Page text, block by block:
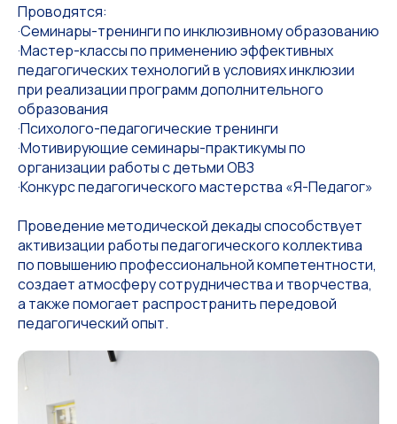
Проводятся:
·Семинары-тренинги по инклюзивному образованию
·Мастер-классы по применению эффективных
педагогических технологий в условиях инклюзии
при реализации программ дополнительного
образования
·Психолого-педагогические тренинги
·Мотивирующие семинары-практикумы по
организации работы с детьми ОВЗ
·Конкурс педагогического мастерства «Я-Педагог»
Проведение методической декады способствует
активизации работы педагогического коллектива
по повышению профессиональной компетентности,
создает атмосферу сотрудничества и творчества,
а также помогает распространить передовой
педагогический опыт.